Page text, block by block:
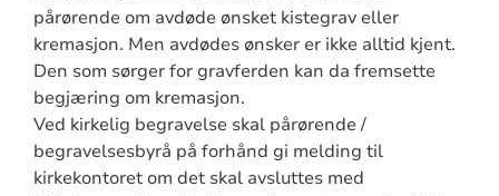
pårørende om avdøde ønsket kistegrav eller
kremasjon. Men avdødes ønsker er ikke alltid kjent.
Den som sørger for gravferden kan da fremsette
begjæring om kremasjon.
Ved kirkelig begravelse skal pårørende /
begravelsesbyrå på forhånd gi melding til
kirkekontoret om det skal avsluttes med